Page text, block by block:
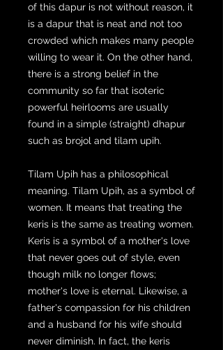
of this dapur is not without reason, it
is a dapur that is neat and not too
crowded which makes many people
willing to wear it. On the other hand,
there is a strong belief in the
community so far that isoteric
powerful heirlooms are usually
found in a simple (straight) dhapur
such as brojol and tilam upih.
Tilam Upih has a philosophical
meaning. Tilam Upih, as a symbol of
women. It means that treating the
keris is the same as treating women.
Keris is a symbol of a mother's love
that never goes out of style, even
though milk no longer flows;
mother's love is eternal. Likewise, a
father's compassion for his children
and a husband for his wife should
never diminish. In fact, the keris